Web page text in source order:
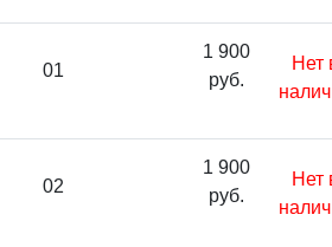
01
1 900
руб.
Нет
02
1 900
руб.
Нет